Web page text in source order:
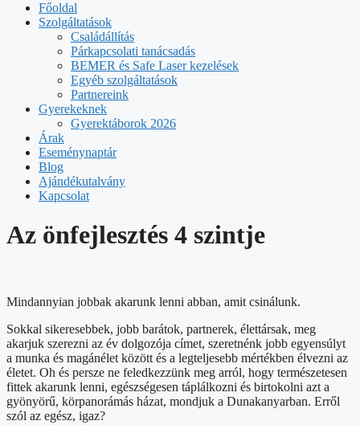
Főoldal
Szolgáltatások
Családállítás
Párkapcsolati tanácsadás
BEMER és Safe Laser kezelések
Egyéb szolgáltatások
Partnereink
Gyerekeknek
Gyerektáborok 2026
Árak
Eseménynaptár
Blog
Ajándékutalvány
Kapcsolat
Az önfejlesztés 4 szintje
Mindannyian jobbak akarunk lenni abban, amit csinálunk.
Sokkal sikeresebbek, jobb barátok, partnerek, élettársak, meg
akarjuk szerezni az év dolgozója címet, szeretnénk jobb egyensúlyt
a munka és magánélet között és a legteljesebb mértékben élvezni az
életet. Oh és persze ne feledkezzünk meg arról, hogy természetesen
fittek akarunk lenni, egészségesen táplálkozni és birtokolni azt a
gyönyörű, körpanorámás házat, mondjuk a Dunakanyarban. Erről
szól az egész, igaz?